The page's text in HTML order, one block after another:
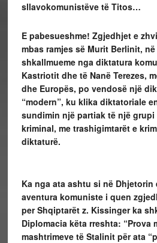
sllavokomunistëve të Titos…
E pabesueshme! Zgjedhjet e
mbas ramjes së Murit Berlinit,
shkallmueme nga diktatura
Kastriotit dhe të Nanë Terezes,
dhe Europës, po vendosë një
“modern”, ku klika diktatoriale
sundimin një partiak të një
kriminal, me trashigimtarët e
diktaturë.
Ka nga ata ashtu si në
aventura komuniste i quen
per Shqiptarët z. Kissinger ka
Diplomacia këta rreshta: “Prova
mashtrimeve të Stalinit për ata